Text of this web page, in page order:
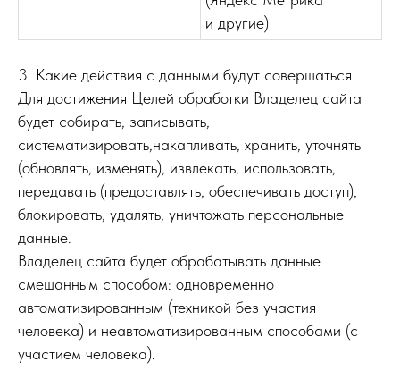
и другие)
3. Какие действия с данными будут совершаться
Для достижения Целей обработки Владелец сайта
будет собирать, записывать,
систематизировать,накапливать, хранить, уточнять
(обновлять, изменять), извлекать, использовать,
передавать (предоставлять, обеспечивать доступ),
блокировать, удалять, уничтожать персональные
данные.
Владелец сайта будет обрабатывать данные
смешанным способом: одновременно
автоматизированным (техникой без участия
человека) и неавтоматизированным способами (с
участием человека).